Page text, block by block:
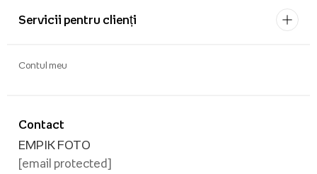
Servicii pentru clienți
Contact
EMPIK FOTO
[email protected]
Contul meu